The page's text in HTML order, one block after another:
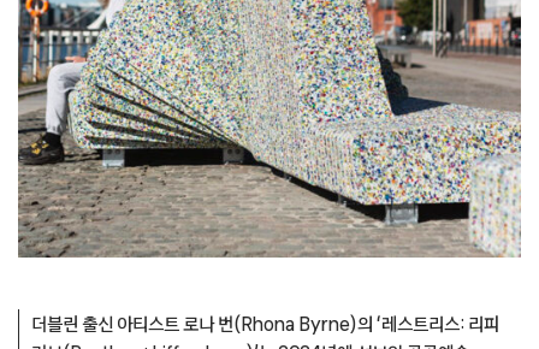
더블린 출신 아티스트 로나 번(Rhona Byrne)의 ‘레스트리스: 리피